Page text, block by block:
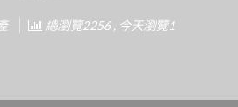
總瀏覽2256 , 今天瀏覽1